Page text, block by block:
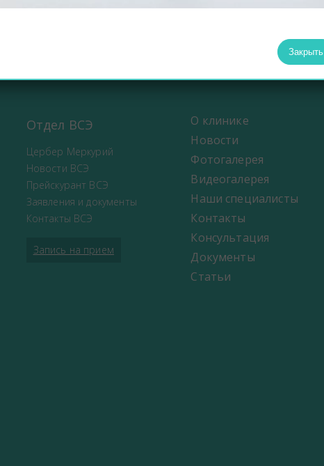
Отдел ВСЭ
Цербер Меркурий
Новости ВСЭ
Прейскурант ВСЭ
Заявления и документы
Контакты ВСЭ
Запись на прием
О клинике
Новости
Фотогалерея
Видеогалерея
Наши специалисты
Контакты
Консультация
Документы
Статьи
Закрыть